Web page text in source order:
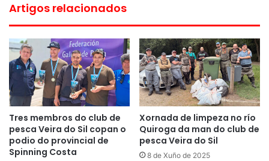
Artigos relacionados
Tres membros do club de
pesca Veira do Sil copan o
podio do provincial de
Spinning Costa
Xornada de limpeza no río
Quiroga da man do club de
pesca Veira do Sil
8 de Xuño de 2025